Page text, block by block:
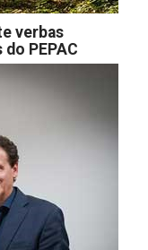
verbas
PEPAC